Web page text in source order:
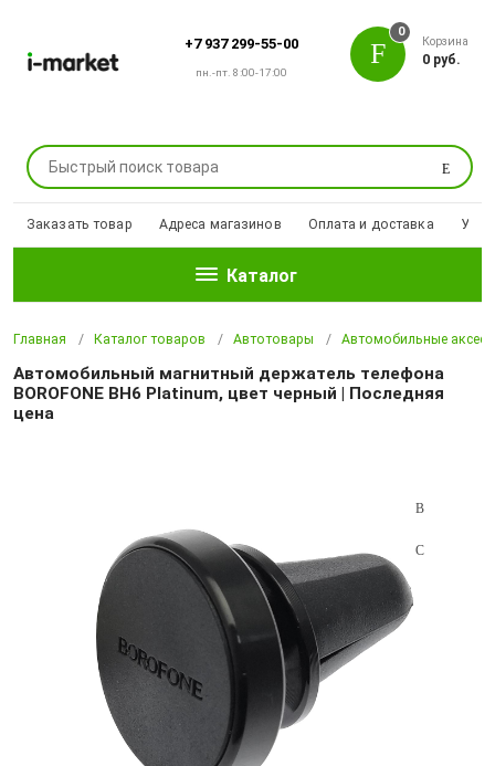
+7 937 299-55-00
пн.-пт. 8:00-17:00
Поиск
0
Корзина
0 руб.
Заказать товар Адреса магазинов Оплата и доставка
Каталог
Главная Каталог товаров Автотовары Автомобильные
Автомобильный магнитный держатель телефона
BOROFONE BH6 Platinum, цвет черный | Последняя
цена